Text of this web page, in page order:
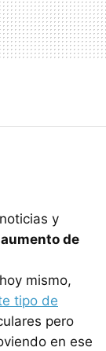
y
de
mismo,
tipo de
pero
en ese